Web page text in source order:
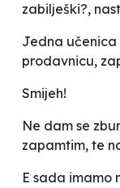
zabilješki?,
Jedna učenica
prodavnicu,
Smijeh!
Ne dam se
zapamtim, te
E sada imamo